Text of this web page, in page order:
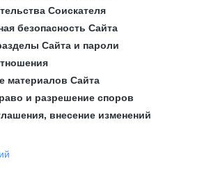
Соискателя
безопасность Сайта
Сайта и пароли
материалов Сайта
и разрешение споров
внесение изменений